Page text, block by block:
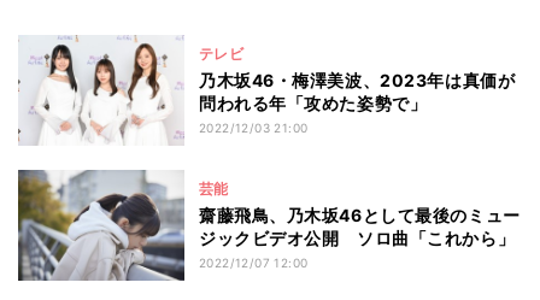
テレビ
乃木坂46・梅澤美波、2023年は真価が
問われる年「攻めた姿勢で」
2022/12/03 21:00
芸能
齋藤飛鳥、乃木坂46として最後のミュー
ジックビデオ公開 ソロ曲「これから」
2022/12/07 12:00